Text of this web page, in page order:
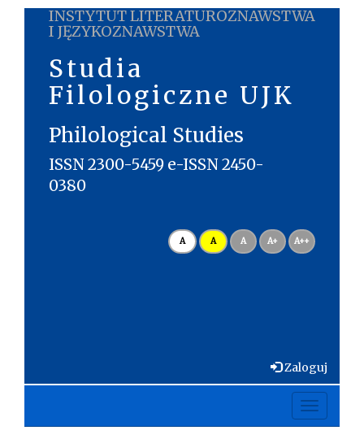
INSTYTUT LITERATUROZNAWSTWA
I JĘZYKOZNAWSTWA
Studia
Filologiczne UJK
Philological Studies
ISSN 2300-5459 e-ISSN 2450-
0380
A A A A+ A++
Zaloguj
Toggle